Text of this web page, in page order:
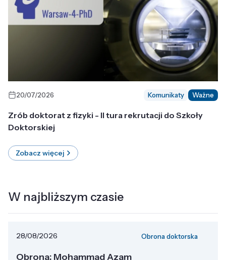
20/07/2026 Komunikaty Ważne
Zrób doktorat z fizyki - II tura rekrutacji do Szkoły
Doktorskiej
Zobacz więcej
W najbliższym czasie
28/08/2026 Obrona doktorska
Obrona: Mohammad Azam